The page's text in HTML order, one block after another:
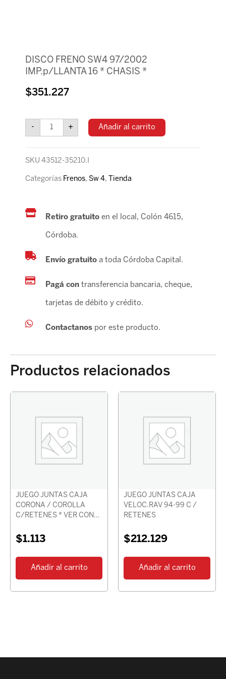
DISCO FRENO SW4 97/2002
IMP.p/LLANTA 16 * CHASIS *
$351.227
-
FRENO
SW4
IMP.p/LLANTA
16
*
+ Añadir al carrito
SKU 43512-35210.I
Categorías Frenos, Sw 4, Tienda
Retiro gratuito en el local, Colón 4615,
Córdoba.
Envío gratuitoa toda Córdoba Capital.
Pagá contransferencia bancaria, cheque,
tarjetas de débito y crédito.
Contactanospor este producto.
Productos relacionados
JUEGO JUNTAS CAJA
CORONA / COROLLA
C/RETENES * VER CON
$1.113
Añadir al carrito
JUEGO JUNTAS CAJA
VELOC.RAV 94-99 C /
RETENES
$212.129
Añadir al carrito